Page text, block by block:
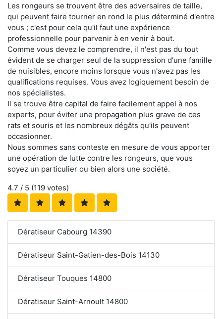
Les rongeurs se trouvent être des adversaires de taille,
qui peuvent faire tourner en rond le plus déterminé d'entre
vous ; c'est pour cela qu'il faut une expérience
professionnelle pour parvenir à en venir à bout.
Comme vous devez le comprendre, il n'est pas du tout
évident de se charger seul de la suppression d'une famille
de nuisibles, encore moins lorsque vous n'avez pas les
qualifications requises. Vous avez logiquement besoin de
nos spécialistes.
Il se trouve être capital de faire facilement appel à nos
experts, pour éviter une propagation plus grave de ces
rats et souris et les nombreux dégâts qu'ils peuvent
occasionner.
Nous sommes sans conteste en mesure de vous apporter
une opération de lutte contre les rongeurs, que vous
soyez un particulier ou bien alors une société.
4.7 / 5 (119 votes)
Dératiseur Cabourg 14390
Dératiseur Saint-Gatien-des-Bois 14130
Dératiseur Touques 14800
Dératiseur Saint-Arnoult 14800